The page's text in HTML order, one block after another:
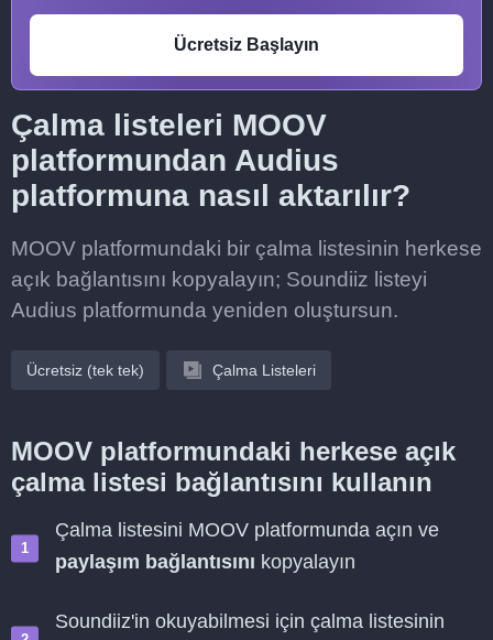
Ücretsiz Başlayın
Çalma listeleri MOOV
platformundan Audius
platformuna nasıl aktarılır?
MOOV platformundaki bir çalma listesinin herkese
açık bağlantısını kopyalayın; Soundiiz listeyi
Audius platformunda yeniden oluştursun.
Ücretsiz (tek tek) Çalma Listeleri
MOOV platformundaki herkese açık
çalma listesi bağlantısını kullanın
Çalma listesini MOOV platformunda açın ve
paylaşım bağlantısını kopyalayın
Soundiiz'in okuyabilmesi için çalma listesinin